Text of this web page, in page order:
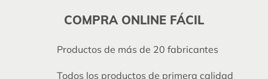
COMPRA ONLINE FÁCIL
Productos de más de 20 fabricantes
Todos los productos de primera calidad